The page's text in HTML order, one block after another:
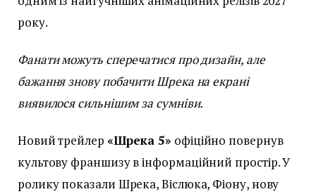
року.
Фанати можуть сперечатися про дизайн, але
бажання знову побачити Шрека на екрані
виявилося сильнішим за сумніви.
Новий трейлер «Шрека 5» офіційно повернув
культову франшизу в інформаційний простір. У
ролику показали Шрека, Віслюка, Фіону, нову